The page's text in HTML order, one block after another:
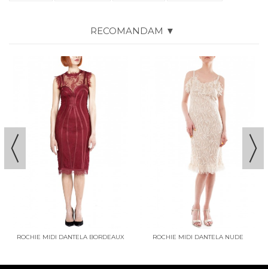
RECOMANDAM ▼
ROCHIE MIDI DANTELA BORDEAUX
ROCHIE MIDI DANTELA NUDE